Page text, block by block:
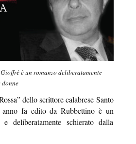
è un romanzo deliberatamente
dello scrittore calabrese Santo
fa edito da Rubbettino è un
e deliberatamente schierato dalla